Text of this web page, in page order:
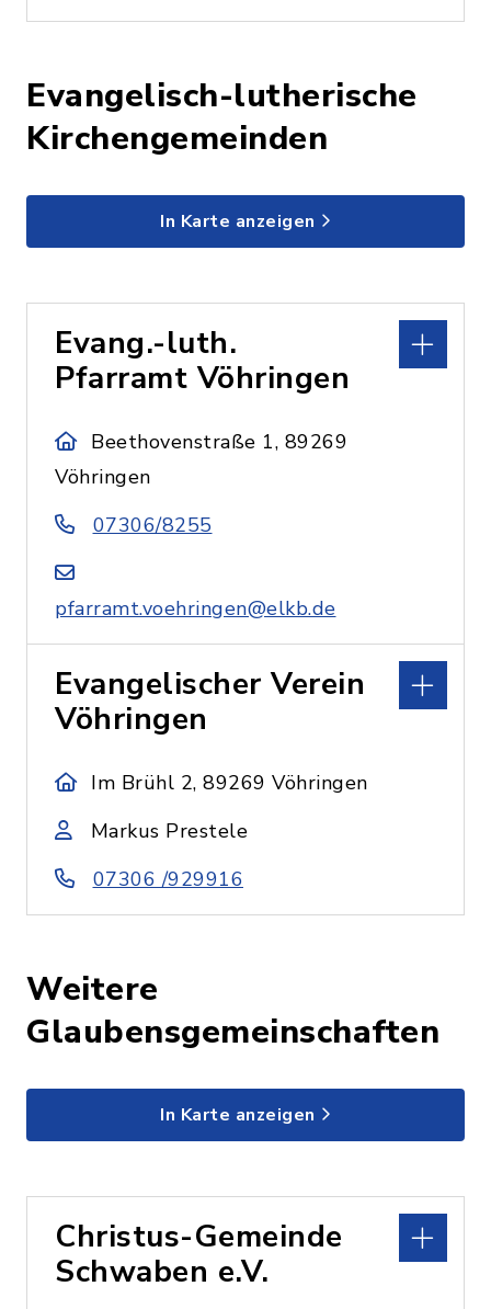
Evangelisch-lutherische
Kirchengemeinden
In Karte anzeigen
Evang.-luth.
Pfarramt Vöhringen
Beethovenstraße 1, 89269
Vöhringen
07306/8255
pfarramt.voehringen@elkb.de
Evangelischer Verein
Vöhringen
Im Brühl 2, 89269 Vöhringen
Markus Prestele
07306 /929916
Weitere
Glaubensgemeinschaften
In Karte anzeigen
Christus-Gemeinde
Schwaben e.V.